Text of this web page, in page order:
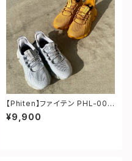
【Phiten】ファイテン PHL-003
¥9,900